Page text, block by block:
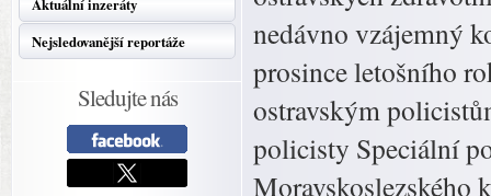
Aktuální inzeráty
Nejsledovanější reportáže
Sledujte nás
nedávno vzájemný
prosince letošního
ostravským
policisty Speciální
Moravskoslezského